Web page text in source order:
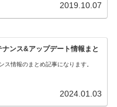
2019.10.07
ンス&アップデート情報まと
ス情報のまとめ記事になります。
2024.01.03